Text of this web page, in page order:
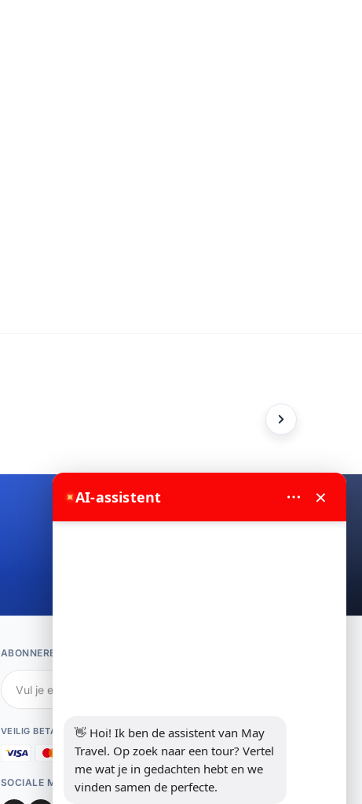
ABONNEREN OP DE NIEUWSBRIEF
VEILIG BETALEN
SOCIALE MEDIA
✦AI-assistent ×
👋 Hoi! Ik ben de assistent van May
Travel. Op zoek naar een tour? Vertel
me wat je in gedachten hebt en we
vinden samen de perfecte.